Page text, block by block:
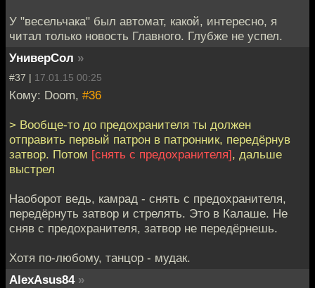
У "весельчака" был автомат, какой, интересно, я
читал только новость Главного. Глубже не успел.
УниверСол »
#37 | 17.01.15 00:25
Кому: Doom, #36
> Вообще-то до предохранителя ты должен
отправить первый патрон в патронник, передёрнув
затвор. Потом [снять с предохранителя], дальше
выстрел
Наоборот ведь, камрад - снять с предохранителя,
передёрнуть затвор и стрелять. Это в Калаше. Не
сняв с предохранителя, затвор не передёрнешь.
Хотя по-любому, танцор - мудак.
AlexAsus84 »